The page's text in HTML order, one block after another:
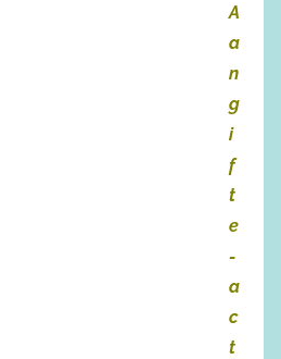
A
a
n
g
i
f
t
e
-
a
c
t